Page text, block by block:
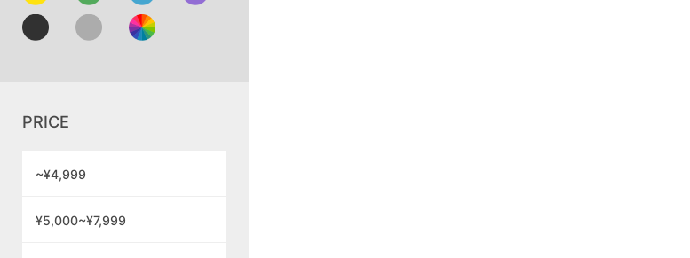
PRICE
~¥4,999
¥5,000~¥7,999